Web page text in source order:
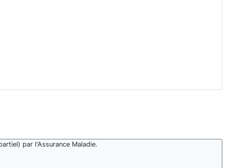
par l'Assurance Maladie.